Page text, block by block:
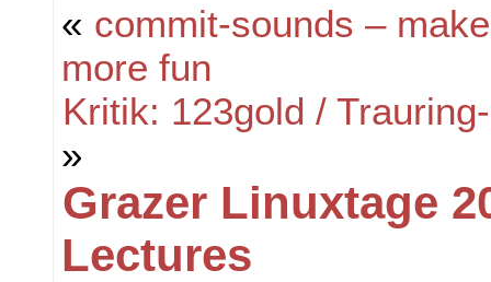
« commit-sounds –
more fun
Kritik: 123gold /
»
Grazer Linuxtage
Lectures